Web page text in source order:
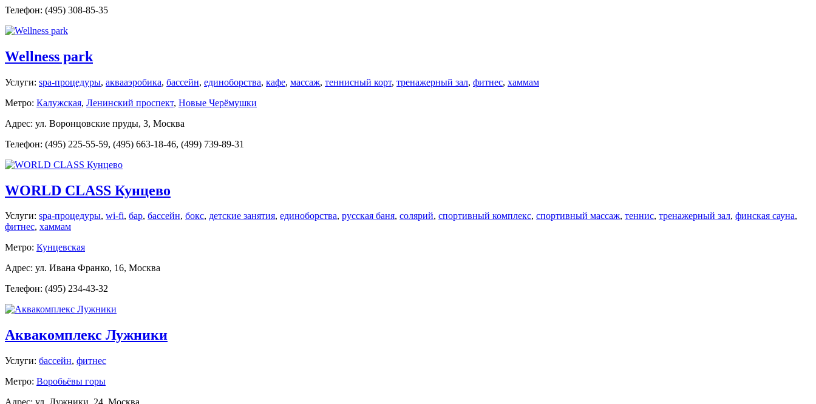
Телефон: (495) 308-85-35
Wellness park
Услуги: spa-процедуры, аквааэробика, бассейн, единоборства, кафе, массаж, теннисный корт, тренажерный зал, фитнес, хаммам
Метро: Калужская, Ленинский проспект, Новые Черёмушки
Адрес: ул. Воронцовские пруды, 3, Москва
Телефон: (495) 225-55-59, (495) 663-18-46, (499) 739-89-31
WORLD CLASS Кунцево
Услуги: spa-процедуры, wi-fi, бар, бассейн, бокс, детские занятия, единоборства, русская баня, солярий, спортивный комплекс, спортивный массаж, теннис, тренажерный зал, финская сауна,
фитнес, хаммам
Метро: Кунцевская
Адрес: ул. Ивана Франко, 16, Москва
Телефон: (495) 234-43-32
Аквакомплекс Лужники
Услуги: бассейн, фитнес
Метро: Воробьёвы горы